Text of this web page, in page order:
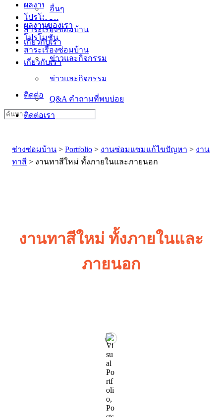
อื่นๆ
ผลงานของเรา
โปรโมชั่น
สาระเรื่องซ่อมบ้าน
เกี่ยวกับเรา
ข่าวและกิจกรรม
Q&A คำถามที่พบบ่อย
ติดต่อเรา
ผลงานของเรา
โปรโมชั่น
สาระเรื่องซ่อมบ้าน
เกี่ยวกับเรา
ข่าวและกิจกรรม
Q&A คำถามที่พบบ่อย
ติดต่อเรา
Search
for:
ช่างซ่อมบ้าน > Portfolio > งานซ่อมแซมแก้ไขปัญหา > งาน
ทาสี > งานทาสีใหม่ ทั้งภายในและภายนอก
งานทาสีใหม่ ทั้งภายในและ
ภายนอก